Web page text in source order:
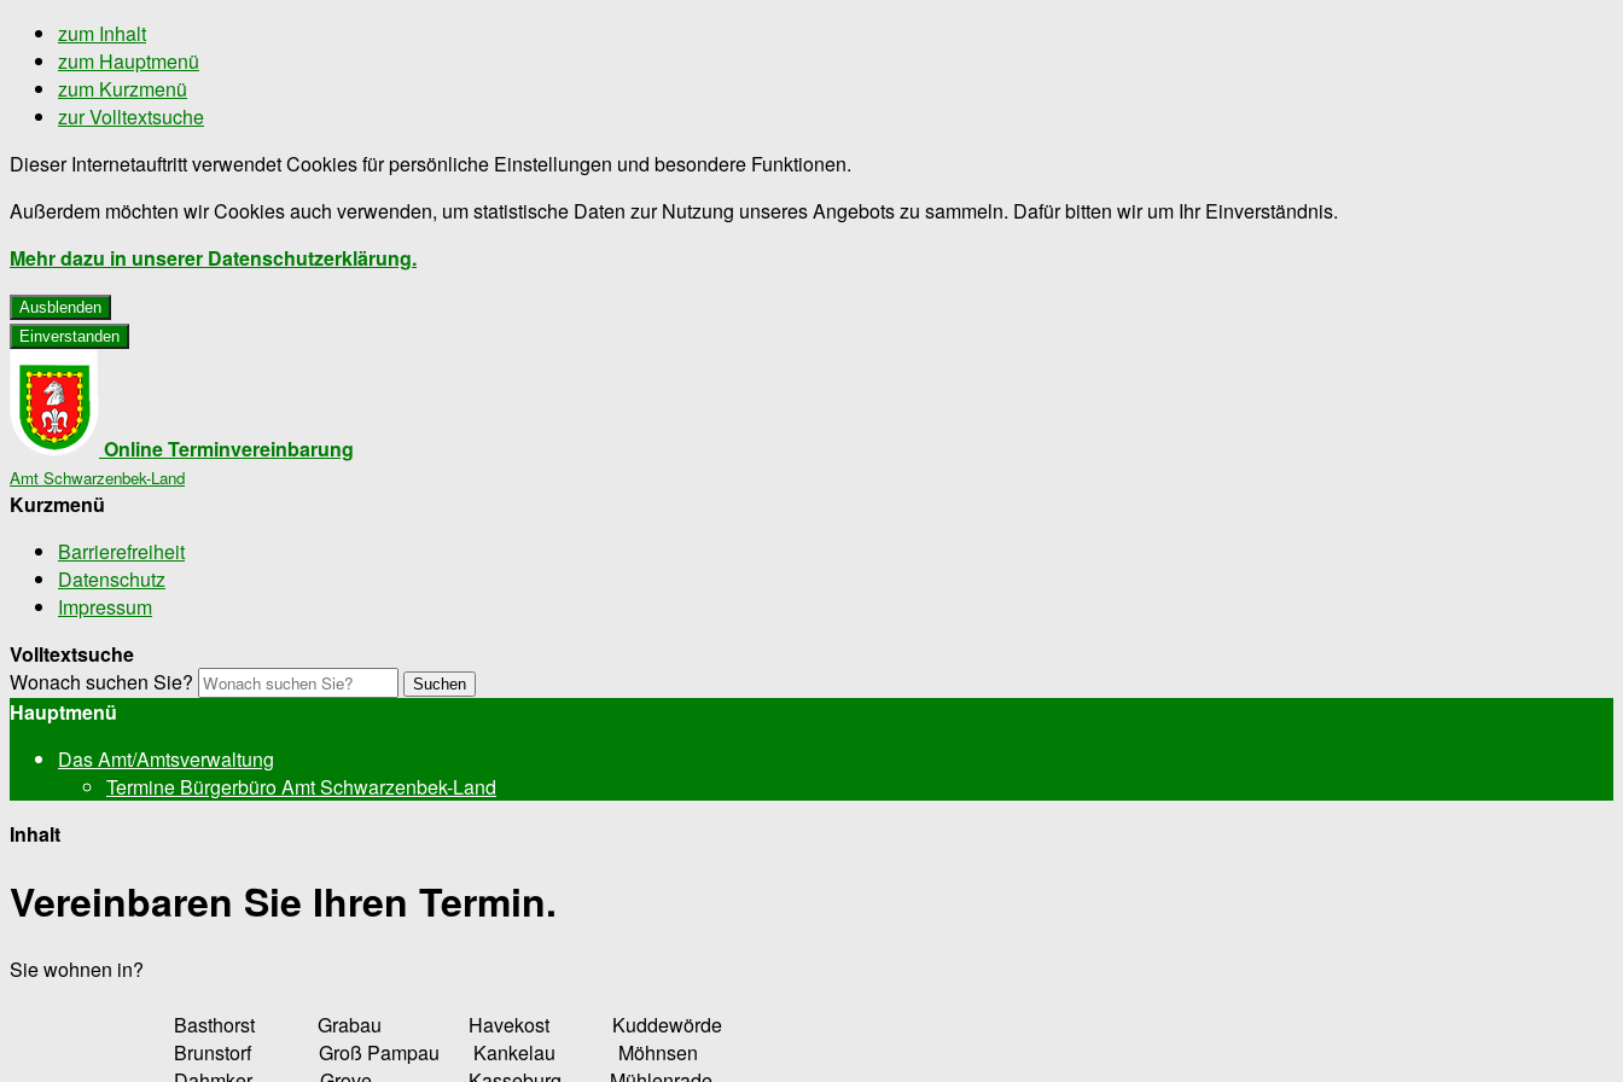
zum Inhalt
zum Hauptmenü
zum Kurzmenü
zur Volltextsuche
Dieser Internetauftritt verwendet Cookies für persönliche Einstellungen und besondere Funktionen.
Außerdem möchten wir Cookies auch verwenden, um statistische Daten zur Nutzung unseres Angebots zu sammeln. Dafür bitten wir um Ihr Einverständnis.
Mehr dazu in unserer Datenschutzerklärung.
Ausblenden
Einverstanden
Online Terminvereinbarung
Amt Schwarzenbek-Land
Kurzmenü
Barrierefreiheit
Datenschutz
Impressum
Volltextsuche
Wonach suchen Sie?
Suchen
Hauptmenü
Das Amt/Amtsverwaltung
Termine Bürgerbüro Amt Schwarzenbek-Land
Inhalt
Vereinbaren Sie Ihren Termin.
Sie wohnen in?
Basthorst Grabau Havekost Kuddewörde
Brunstorf Groß Pampau Kankelau Möhnsen